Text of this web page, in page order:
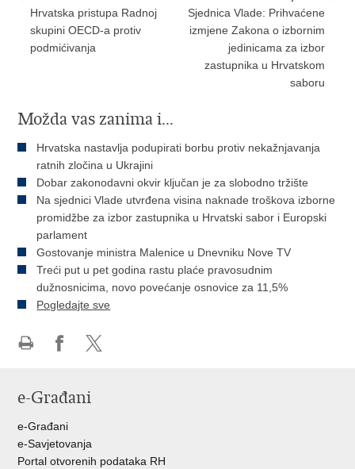
Hrvatska pristupa Radnoj
skupini OECD-a protiv
podmićivanja
Sjednica Vlade: Prihvaćene
izmjene Zakona o izbornim
jedinicama za izbor
zastupnika u Hrvatskom
saboru
Možda vas zanima i...
Hrvatska nastavlja podupirati borbu protiv nekažnjavanja
ratnih zločina u Ukrajini
Dobar zakonodavni okvir ključan je za slobodno tržište
Na sjednici Vlade utvrđena visina naknade troškova izborne
promidžbe za izbor zastupnika u Hrvatski sabor i Europski
parlament
Gostovanje ministra Malenice u Dnevniku Nove TV
Treći put u pet godina rastu plaće pravosudnim
dužnosnicima, novo povećanje osnovice za 11,5%
Pogledajte sve
FacebookuTwitteru
e-Građani
e-Građani
e-Savjetovanja
Portal otvorenih podataka RH